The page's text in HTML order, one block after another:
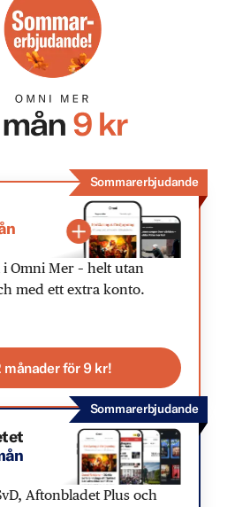
Sommarerbjudande
Omni Mer – helt utan
med ett extra konto.
månader för 9 kr!
Sommarerbjudande
Aftonbladet Plus och